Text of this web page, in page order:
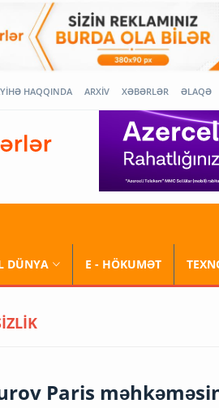
HAQQINDA ARXİV XƏBƏRLƏR ƏLAQƏ
DÜNYA E - HÖKUMƏT
Paris